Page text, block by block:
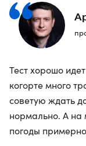
Тест хорошо
когорте много
советую ждать
нормально. А
погоды